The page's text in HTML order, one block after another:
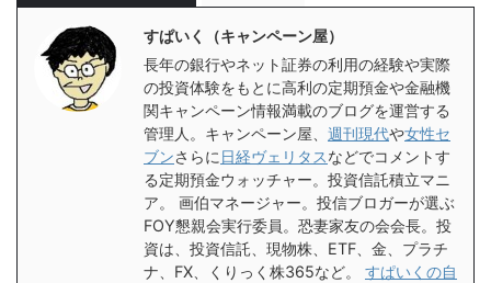
すぱいく（キャンペーン屋）
長年の銀行やネット証券の利用の経験や実際
の投資体験をもとに高利の定期預金や金融機
関キャンペーン情報満載のブログを運営する
管理人。キャンペーン屋、 週刊現代や女性セ
ブンさらに 日経ヴェリタスなどでコメントす
る定期預金ウォッチャー。投資信託積立マニ
ア。 画伯マネージャー。投信ブロガーが選ぶ
FOY懇親会実行委員。恐妻家友の会会長。投
資は、投資信託、現物株、ETF、金、プラチ
ナ、FX、くりっく株365など。 すぱいくの自